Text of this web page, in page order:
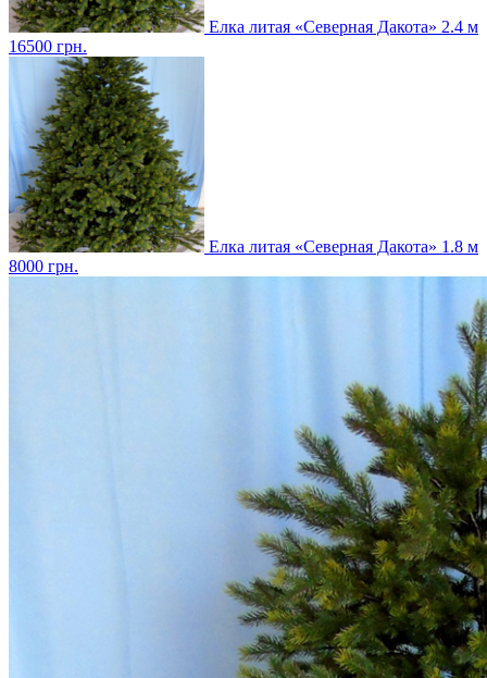
Елка литая «Северная Дакота» 2.4 м
16500 грн.
Елка литая «Северная Дакота» 1.8 м
8000 грн.